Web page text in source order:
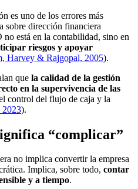
es uno de los errores más
sobre dirección financiera
está en la contabilidad, sino en
riesgos y apoyar
Harvey & Rajgopal, 2005).
que la calidad de la gestión
en la supervivencia de las
control del flujo de caja y la
).
“complicar”
no implica convertir la empresa
Implica, sobre todo, contar
y a tiempo.